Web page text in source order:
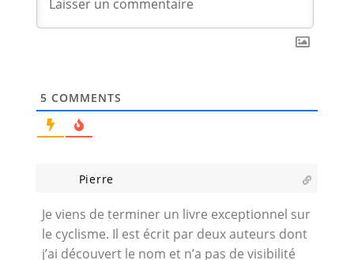
5 COMMENTS
Pierre
Je viens de terminer un livre exceptionnel sur
le cyclisme. Il est écrit par deux auteurs dont
j’ai découvert le nom et n’a pas de visibilité